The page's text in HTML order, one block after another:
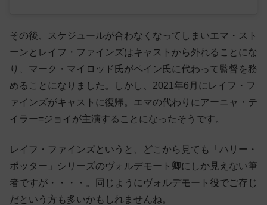
その後、スケジュールが合わなくなってしまいエマ・スト
ーンとレイフ・ファインズはキャストから外れることにな
り、マーク・マイロッド氏がペイン氏に代わって監督を務
めることになりました。しかし、2021年6月にレイフ・フ
ァインズがキャストに復帰。エマの代わりにアーニャ・テ
イラー=ジョイが主演することになったそうです。
レイフ・ファインズというと、どこから見ても「ハリー・
ポッター」シリーズのヴォルデモート卿にしか見えない筆
者ですが・・・・。同じようにヴォルデモート役でご存じ
だという方も多いかもしれませんね。